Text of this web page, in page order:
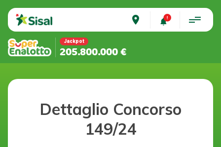
place
Jackpot
205.800.000 €
Dettaglio Concorso
149/24